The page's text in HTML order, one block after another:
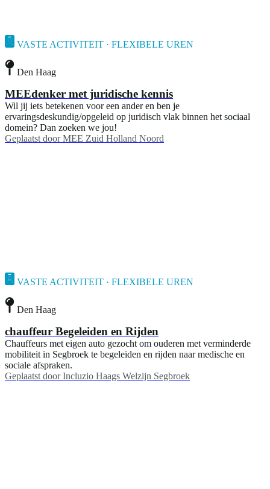
VASTE ACTIVITEIT · FLEXIBELE UREN
Den Haag
MEEdenker met juridische kennis
Wil jij iets betekenen voor een ander en ben je
ervaringsdeskundig/opgeleid op juridisch vlak binnen het sociaal
domein? Dan zoeken we jou!
Geplaatst door MEE Zuid Holland Noord
VASTE ACTIVITEIT · FLEXIBELE UREN
Den Haag
chauffeur Begeleiden en Rijden
Chauffeurs met eigen auto gezocht om ouderen met verminderde
mobiliteit in Segbroek te begeleiden en rijden naar medische en
sociale afspraken.
Geplaatst door Incluzio Haags Welzijn Segbroek